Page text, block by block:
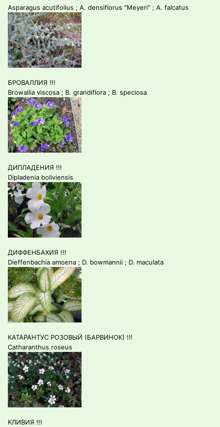
Asparagus acutifolius ; A. densiflorus "Meyeri" ; A. falcatus
БРОВАЛЛИЯ !!!
Browallia viscosa ; B. grandiflora ; B. speciosa
ДИПЛАДЕНИЯ !!!
Dipladenia boliviensis
ДИФФЕНБАХИЯ !!!
Dieffenbachia amoena ; D. bowmannii ; D. maculata
КАТАРАНТУС РОЗОВЫЙ (БАРВИНОК) !!!
Catharanthus roseus
КЛИВИЯ !!!